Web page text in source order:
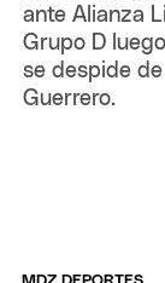
ante Alianza
Grupo D
se despide
Guerrero.